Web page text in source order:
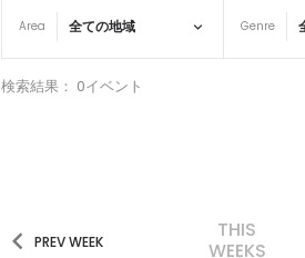
Area Genre
検索結果： 0イベント
PREV WEEK
THIS
WEEKS